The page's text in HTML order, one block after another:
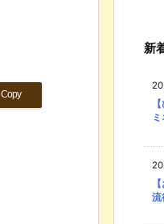
Copy
新
流